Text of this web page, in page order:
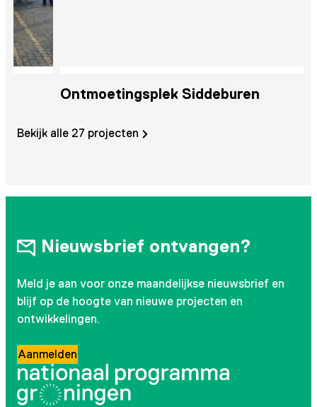
Bekijk alle 27 projecten
Ontmoetingsplek Siddeburen
Nieuwsbrief ontvangen?
Meld je aan voor onze maandelijkse nieuwsbrief en
blijf op de hoogte van nieuwe projecten en
ontwikkelingen.
Aanmelden